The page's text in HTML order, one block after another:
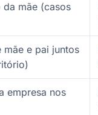
da mãe (casos
mãe e pai juntos
empresa nos